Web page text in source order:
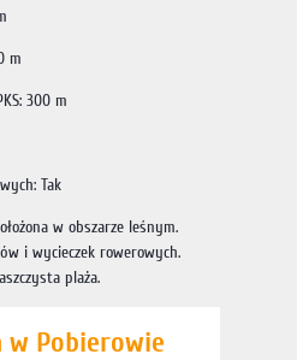
m
300 m
Tak
w obszarze leśnym.
i wycieczek rowerowych.
plaża.
w Pobierowie